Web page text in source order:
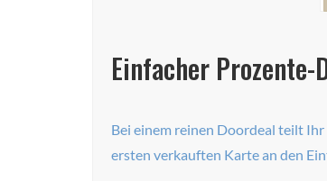
Einfacher Prozente-
Bei einem reinen Doordeal teilt
ersten verkauften Karte an den